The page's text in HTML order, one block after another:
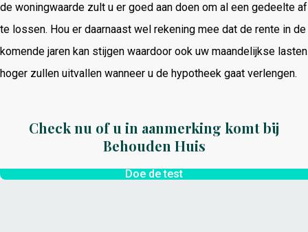
de woningwaarde zult u er goed aan doen om al een gedeelte af
te lossen. Hou er daarnaast wel rekening mee dat de rente in de
komende jaren kan stijgen waardoor ook uw maandelijkse lasten
hoger zullen uitvallen wanneer u de hypotheek gaat verlengen.
Check nu of u in aanmerking komt bij
Behouden Huis
Doe de test